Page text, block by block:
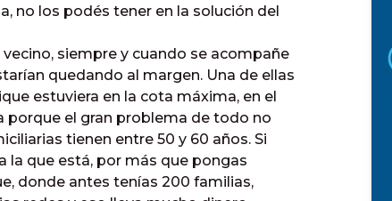
no los podés tener en la solución del
siempre y cuando se acompañe
quedando al margen. Una de ellas
estuviera en la cota máxima, en el
porque el gran problema de todo no
tienen entre 50 y 60 años. Si
la que está, por más que pongas
donde antes tenías 200 familias,